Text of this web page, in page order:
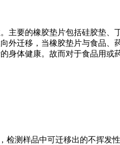
主要的橡胶垫片包括硅胶垫、
迁移，当橡胶垫片与食品、
身体健康。故而对于食品用或
测样品中可迁移出的不挥发